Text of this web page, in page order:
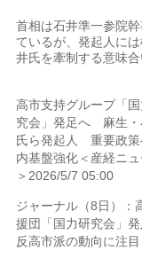
首相は石井準一参院
ているが、発起人に
井氏を牽制する意味
高市支持グループ「
究会」発足へ 麻生・
氏ら発起人 重要政策
内基盤強化＜産経ニュ
＞2026/5/7 05:00
ジャーナル（8日）：
援団「国力研究会」発
反高市派の動向に注目